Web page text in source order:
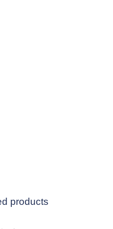
products